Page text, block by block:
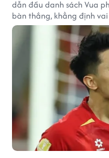
dẫn đầu danh sách Vua
bàn thắng, khẳng định
tuyển Việt Nam.